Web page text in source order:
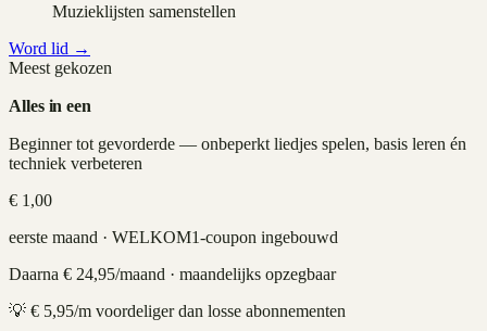
Muzieklijsten samenstellen
Word lid →
Meest gekozen
Alles in een
Beginner tot gevorderde — onbeperkt liedjes spelen, basis leren én
techniek verbeteren
€ 1,00
eerste maand · WELKOM1-coupon ingebouwd
Daarna € 24,95/maand · maandelijks opzegbaar
💡 € 5,95/m voordeliger dan losse abonnementen